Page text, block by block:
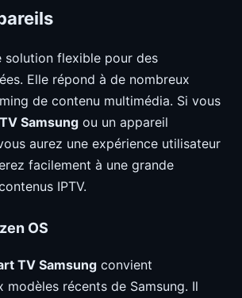
solution flexible pour des
Elle répond à de nombreux
de contenu multimédia. Si vous
Samsung ou un appareil
aurez une expérience utilisateur
facilement à une grande
IPTV.
OS
TV Samsung convient
modèles récents de Samsung. Il